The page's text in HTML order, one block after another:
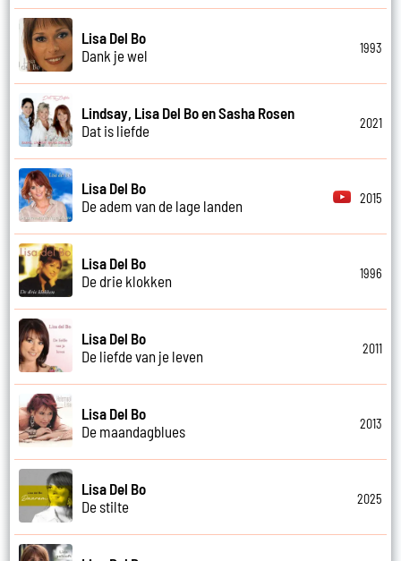
Lisa Del Bo
Dank je wel
1993
Lindsay, Lisa Del Bo en Sasha Rosen
Dat is liefde
2021
Lisa Del Bo
De adem van de lage landen
2015
Lisa Del Bo
De drie klokken
1996
Lisa Del Bo
De liefde van je leven
2011
Lisa Del Bo
De maandagblues
2013
Lisa Del Bo
De stilte
2025